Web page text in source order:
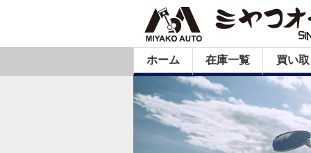
ホーム 在庫一覧 買い